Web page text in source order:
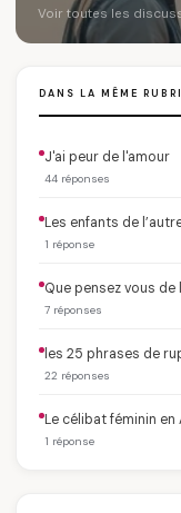
Voir toutes les
DANS LA MÊME
J'ai peur de l'amour
44 réponses
Les enfants de
1 réponse
Que pensez vous de
7 réponses
les 25 phrases de
22 réponses
Le célibat féminin
1 réponse